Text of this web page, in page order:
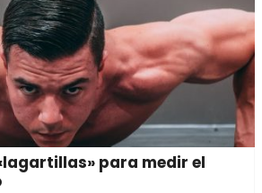
para medir el